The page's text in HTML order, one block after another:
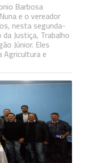
Barbosa
e o vereador
nesta segunda-
Justiça, Trabalho
Júnior. Eles
Agricultura e